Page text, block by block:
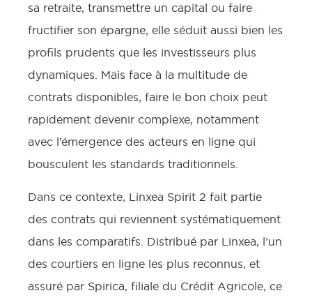
sa retraite, transmettre un capital ou faire
fructifier son épargne, elle séduit aussi bien les
profils prudents que les investisseurs plus
dynamiques. Mais face à la multitude de
contrats disponibles, faire le bon choix peut
rapidement devenir complexe, notamment
avec l’émergence des acteurs en ligne qui
bousculent les standards traditionnels.
Dans ce contexte, Linxea Spirit 2 fait partie
des contrats qui reviennent systématiquement
dans les comparatifs. Distribué par Linxea, l’un
des courtiers en ligne les plus reconnus, et
assuré par Spirica, filiale du Crédit Agricole, ce